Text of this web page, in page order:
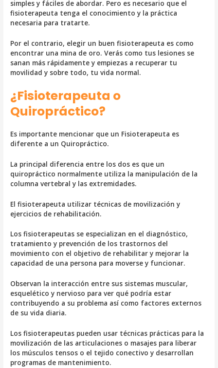
simples y fáciles de abordar. Pero es necesario que el
fisioterapeuta tenga el conocimiento y la práctica
necesaria para tratarte.
Por el contrario, elegir un buen fisioterapeuta es como
encontrar una mina de oro. Verás como tus lesiones se
sanan más rápidamente y empiezas a recuperar tu
movilidad y sobre todo, tu vida normal.
¿Fisioterapeuta o
Quiropráctico?
Es importante mencionar que un Fisioterapeuta es
diferente a un Quiropráctico.
La principal diferencia entre los dos es que un
quiropráctico normalmente utiliza la manipulación de la
columna vertebral y las extremidades.
El fisioterapeuta utilizar técnicas de movilización y
ejercicios de rehabilitación.
Los fisioterapeutas se especializan en el diagnóstico,
tratamiento y prevención de los trastornos del
movimiento con el objetivo de rehabilitar y mejorar la
capacidad de una persona para moverse y funcionar.
Observan la interacción entre sus sistemas muscular,
esquelético y nervioso para ver qué podría estar
contribuyendo a su problema así como factores externos
de su vida diaria.
Los fisioterapeutas pueden usar técnicas prácticas para la
movilización de las articulaciones o masajes para liberar
los músculos tensos o el tejido conectivo y desarrollan
programas de mantenimiento.